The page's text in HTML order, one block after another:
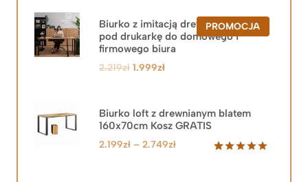
PROMOCJAPRODUKT
W
Biurko z imitacją drewna z szafką
pod drukarkę do domowego i
firmowego biura
2.219zł Pierwotna
2.219zł.
1.999złAktualna
1.999zł.
Biurko loft z drewnianym blatem
160x70cm Kosz GRATIS
2.199zł – 2.749złZakres